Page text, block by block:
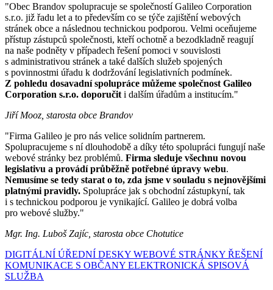
"Obec Brandov spolupracuje se společností Galileo Corporation
s.r.o. již řadu let a to především co se týče zajištění webových
stránek obce a následnou technickou podporou. Velmi oceňujeme
přístup zástupců společnosti, kteří ochotně a bezodkladně reagují
na naše podněty v případech řešení pomoci v souvislosti
s administrativou stránek a také dalších služeb spojených
s povinnostmi úřadu k dodržování legislativních podmínek.
Z pohledu dosavadní spolupráce můžeme společnost Galileo
Corporation s.r.o. doporučit i dalším úřadům a institucím."
Jiří Mooz, starosta obce Brandov
"Firma Galileo je pro nás velice solidním partnerem.
Spolupracujeme s ní dlouhodobě a díky této spolupráci fungují naše
webové stránky bez problémů. Firma sleduje všechnu novou
legislativu a provádí průběžně potřebné úpravy webu.
Nemusíme se tedy starat o to, zda jsme v souladu s nejnovějšími
platnými pravidly. Spolupráce jak s obchodní zástupkyní, tak
i s technickou podporou je vynikající. Galileo je dobrá volba
pro webové služby."
Mgr. Ing. Luboš Zajíc, starosta obce Chotutice
DIGITÁLNÍ ÚŘEDNÍ DESKY WEBOVÉ STRÁNKY ŘEŠENÍ
KOMUNIKACE S OBČANY ELEKTRONICKÁ SPISOVÁ
SLUŽBA